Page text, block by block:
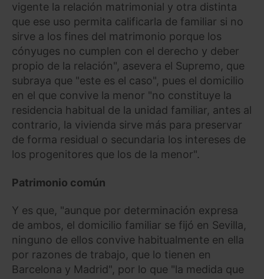
vigente la relación matrimonial y otra distinta
que ese uso permita calificarla de familiar si no
sirve a los fines del matrimonio porque los
cónyuges no cumplen con el derecho y deber
propio de la relación", asevera el Supremo, que
subraya que "este es el caso", pues el domicilio
en el que convive la menor "no constituye la
residencia habitual de la unidad familiar, antes al
contrario, la vivienda sirve más para preservar
de forma residual o secundaria los intereses de
los progenitores que los de la menor".
Patrimonio común
Y es que, "aunque por determinación expresa
de ambos, el domicilio familiar se fijó en Sevilla,
ninguno de ellos convive habitualmente en ella
por razones de trabajo, que lo tienen en
Barcelona y Madrid", por lo que "la medida que